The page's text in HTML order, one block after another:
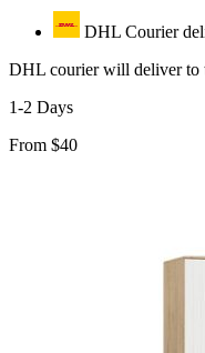
DHL Courier
DHL courier will deliver to
1-2 Days
From $40